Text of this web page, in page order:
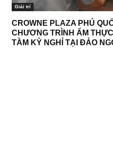
Giải trí
CROWNE PLAZA PHÚ
CHƯƠNG TRÌNH ẨM
TẦM KỲ NGHỈ TẠI ĐẢO